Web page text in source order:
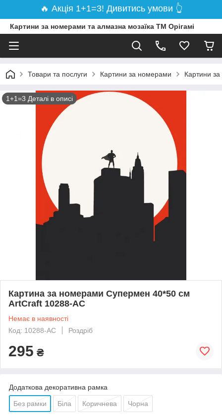
🔥 Акція 1+1=3! Дивитись умови 👆
Картини за номерами та алмазна мозаїка ТМ Орігамі
Товари та послуги Картини за номерами Картини
1+1=3 Деталі в описі
Картина за номерами Супермен 40*50 см
ArtCraft 10288-AC
Немає в наявності
Код: 10288-AC
Роздріб
295 ₴
Додаткова декоративна рамка
Без рамки Біла Коричнева Чорна